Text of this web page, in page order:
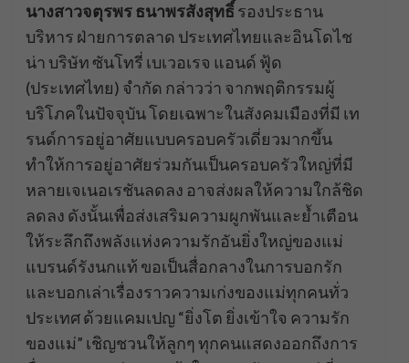
นางสาวจตุรพร ธนาพรสังสุทธิ์ รองประธาน
บริหาร ฝ่ายการตลาด ประเทศไทยและอินโดไช
น่า บริษัท ซันโทรี่ เบเวอเรจ แอนด์ ฟู้ด
(ประเทศไทย) จำกัด กล่าวว่า จากพฤติกรรมผู้
บริโภคในปัจจุบัน โดยเฉพาะในสังคมเมืองที่มี เท
รนด์การอยู่อาศัยแบบครอบครัวเดี่ยวมากขึ้น
ทำให้การอยู่อาศัยร่วมกันเป็นครอบครัวใหญ่ที่มี
หลายเจเนอเรชันลดลง อาจส่งผลให้ความใกล้ชิด
ลดลง ดังนั้นเพื่อส่งเสริมความผูกพันและย้ำเตือน
ให้ระลึกถึงพลังแห่งความรักอันยิ่งใหญ่ของแม่
แบรนด์รังนกแท้ ขอเป็นสื่อกลางในการบอกรัก
และบอกเล่าเรื่องราวความเก่งของแม่ทุกคนทั่ว
ประเทศ ด้วยแคมเปญ “ยิ่งโต ยิ่งเข้าใจ ความรัก
ของแม่” เชิญชวนให้ลูกๆ ทุกคนแสดงออกถึงการ